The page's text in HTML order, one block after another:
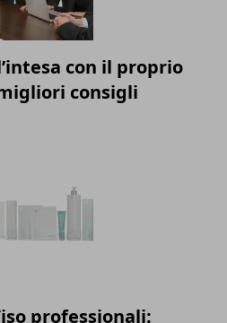
con il proprio
consigli
professionali: